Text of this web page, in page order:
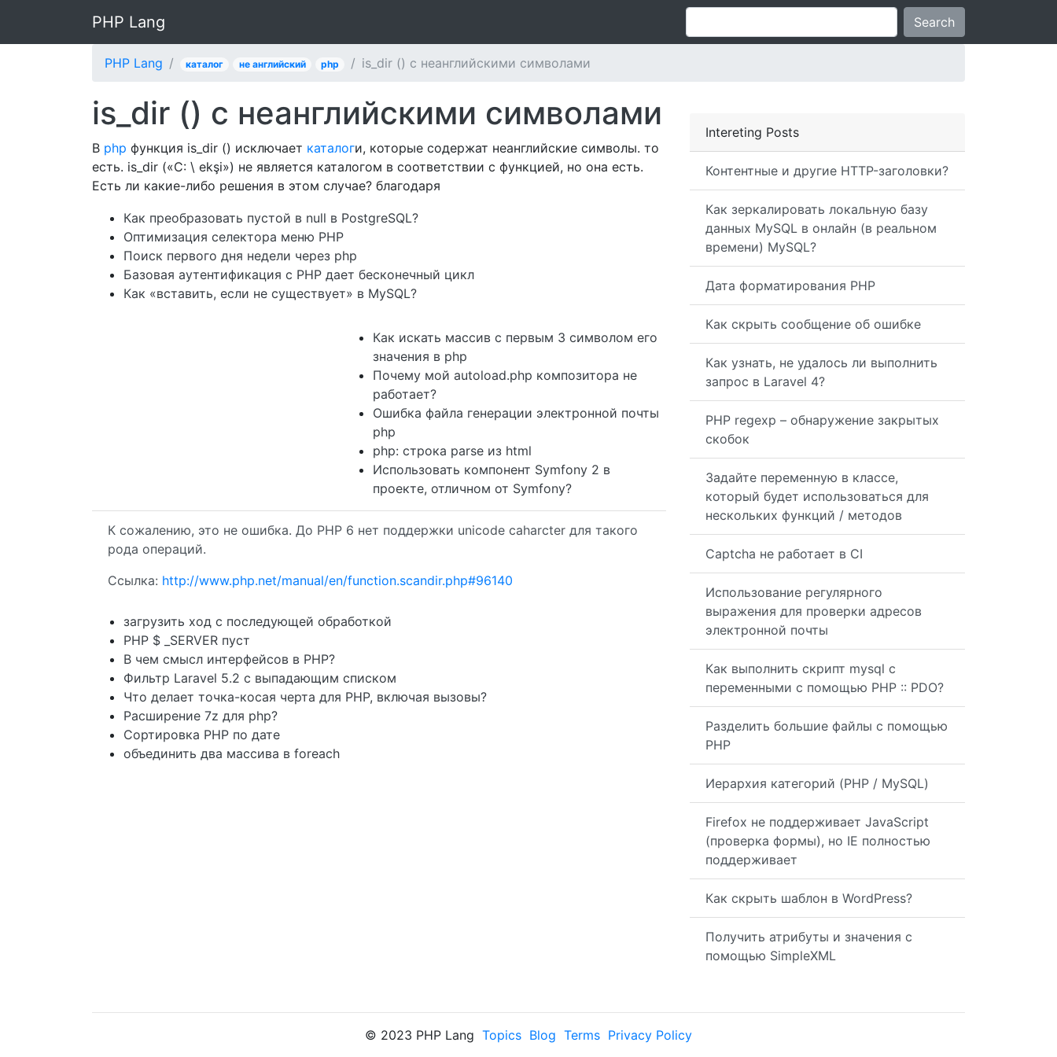
PHP Lang Search
PHP Lang каталог не английский php is_dir () с неанглийскими символами
Intereting Posts
Контентные и другие HTTP-заголовки?
Как зеркалировать локальную базу
данных MySQL в онлайн (в реальном
времени) MySQL?
Дата форматирования PHP
Как скрыть сообщение об ошибке
Как узнать, не удалось ли выполнить
запрос в Laravel 4?
PHP regexp – обнаружение закрытых
скобок
Задайте переменную в классе,
который будет использоваться для
нескольких функций / методов
Captcha не работает в CI
Использование регулярного
выражения для проверки адресов
электронной почты
Как выполнить скрипт mysql с
переменными с помощью PHP :: PDO?
Разделить большие файлы с помощью
PHP
Иерархия категорий (PHP / MySQL)
Firefox не поддерживает JavaScript
(проверка формы), но IE полностью
поддерживает
Как скрыть шаблон в WordPress?
Получить атрибуты и значения с
помощью SimpleXML
is_dir () с неанглийскими символами
В php функция is_dir () исключает каталоги, которые содержат неанглийские символы. то
есть. is_dir («C: \ ekşi») не является каталогом в соответствии с функцией, но она есть.
Есть ли какие-либо решения в этом случае? благодаря
Как преобразовать пустой в null в PostgreSQL?
Оптимизация селектора меню PHP
Поиск первого дня недели через php
Базовая аутентификация с PHP дает бесконечный цикл
Как «вставить, если не существует» в MySQL?
Как искать массив с первым 3 символом его
значения в php
Почему мой autoload.php композитора не
работает?
Ошибка файла генерации электронной почты
php
php: строка parse из html
Использовать компонент Symfony 2 в
проекте, отличном от Symfony?
К сожалению, это не ошибка. До PHP 6 нет поддержки unicode caharcter для такого
рода операций.
Ссылка: http://www.php.net/manual/en/function.scandir.php#96140
загрузить ход с последующей обработкой
PHP $ _SERVER пуст
В чем смысл интерфейсов в PHP?
Фильтр Laravel 5.2 с выпадающим списком
Что делает точка-косая черта для PHP, включая вызовы?
Расширение 7z для php?
Сортировка PHP по дате
объединить два массива в foreach
© 2023 PHP Lang Topics Blog Terms Privacy Policy